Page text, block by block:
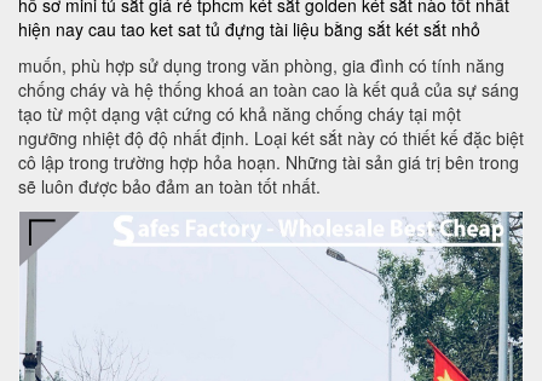
hiện nay cau tao ket sat tủ đựng tài liệu bằng sắt két sắt nhỏ
muốn, phù hợp sử dụng trong văn phòng, gia đình có tính năng
chống cháy và hệ thống khoá an toàn cao là kết quả của sự sáng
tạo từ một dạng vật cứng có khả năng chống cháy tại một
ngưỡng nhiệt độ độ nhất định. Loại két sắt này có thiết kế đặc biệt
cô lập trong trường hợp hỏa hoạn. Những tài sản giá trị bên trong
sẽ luôn được bảo đảm an toàn tốt nhất.